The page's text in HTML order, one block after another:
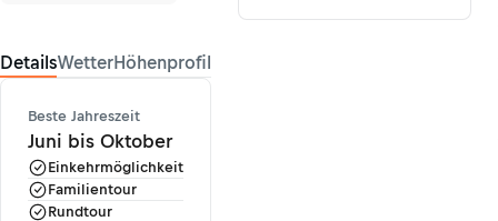
DetailsWetterHöhenprofil
Beste Jahreszeit
Juni bis Oktober
Einkehrmöglichkeit
Familientour
Rundtour